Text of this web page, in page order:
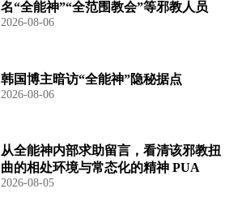
名“全能神”“全范围教会”等邪教人员
2026-08-06
韩国博主暗访“全能神”隐秘据点
2026-08-06
从全能神内部求助留言，看清该邪教扭
曲的相处环境与常态化的精神 PUA
2026-08-05